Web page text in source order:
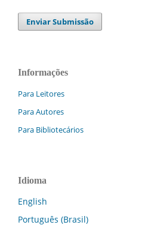
Enviar Submissão
Informações
Para Leitores
Para Autores
Para Bibliotecários
Idioma
English
Português (Brasil)